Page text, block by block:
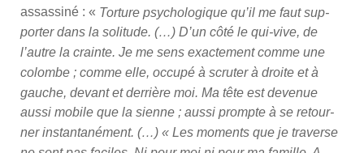
assas­si­né : « Tor­ture psy­cho­lo­gique qu’il me faut sup­
por­ter dans la soli­tude. (…) D’un côté le qui-vive, de
l’autre la crainte. Je me sens exac­te­ment comme une
colombe ; comme elle, occu­pé à scru­ter à droite et à
gauche, devant et der­rière moi. Ma tête est deve­nue
aus­si mobile que la sienne ; aus­si prompte à se retour­
ner ins­tan­ta­né­ment. (…) « Les moments que je tra­verse